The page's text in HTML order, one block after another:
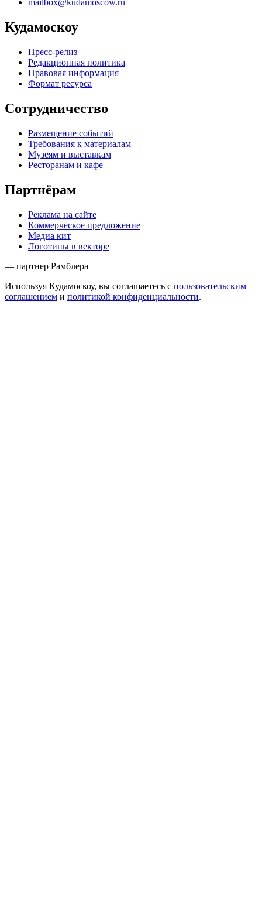
mailbox@kudamoscow.ru
Кудамоскоу
Пресс-релиз
Редакционная политика
Правовая информация
Формат ресурса
Сотрудничество
Размещение событий
Требования к материалам
Музеям и выставкам
Ресторанам и кафе
Партнёрам
Реклама на сайте
Коммерческое предложение
Медиа кит
Логотипы в векторе
— партнер Рамблера
Используя Кудамоскоу, вы соглашаетесь с пользовательским
соглашением и политикой конфиденциальности.